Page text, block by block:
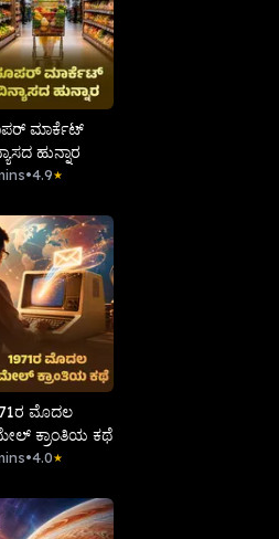
ಮಾರ್ಕೆಟ್‌
ಹುನ್ನಾರ
•4.9★
ಮೊದಲ
ಕ್ರಾಂತಿಯ ಕಥೆ
•4.0★